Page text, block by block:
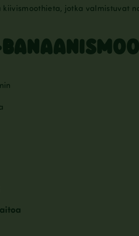
kiivismoothieta, jotka valmistuvat